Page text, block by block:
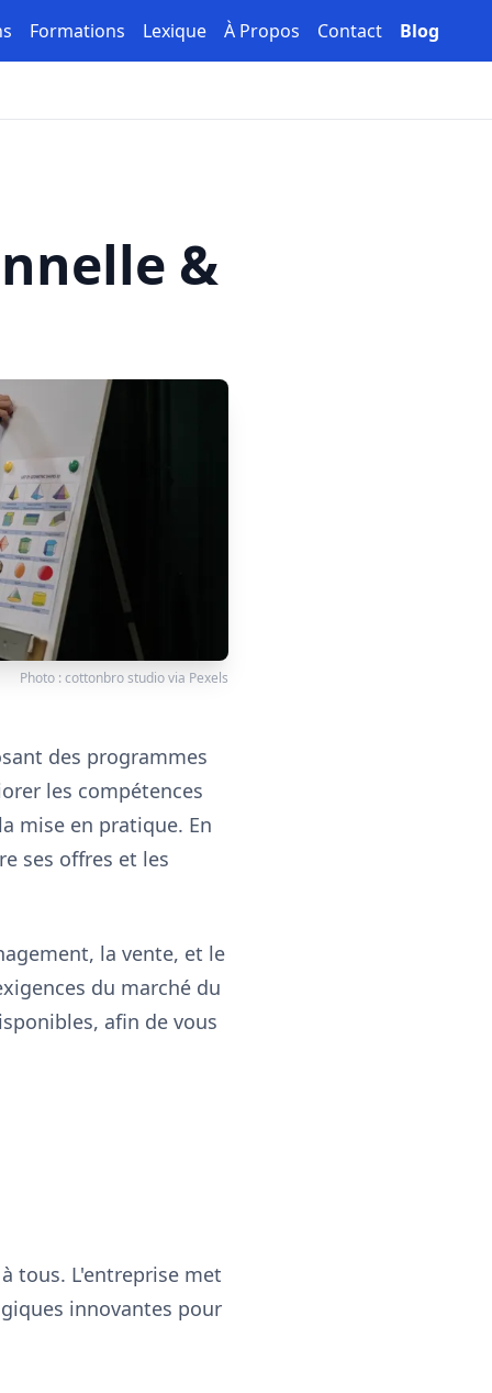
Formations Lexique À Propos Contact Blog
&
Photo :cottonbro studiovia Pexels
des programmes
les compétences
mise en pratique. En
ses offres et les
la vente, et le
du marché du
afin de vous
tous. L'entreprise met
innovantes pour